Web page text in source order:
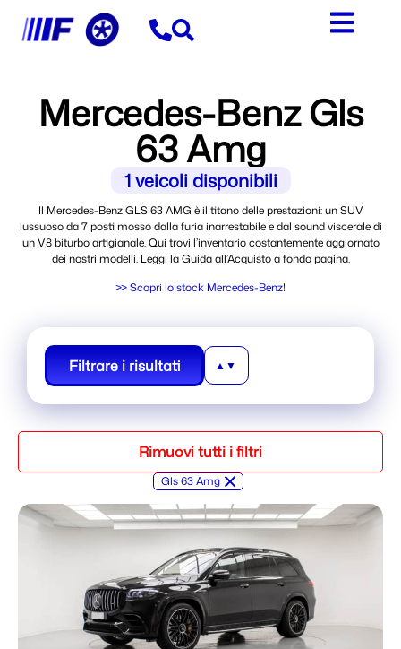
Mercedes-Benz Gls
63 Amg
1veicoli disponibili
Il Mercedes-Benz GLS 63 AMG è il titano delle prestazioni: un SUV
lussuoso da 7 posti mosso dalla furia inarrestabile e dal sound viscerale di
un V8 biturbo artigianale. Qui trovi l’inventario costantemente aggiornato
dei nostri modelli. Leggi la Guida all’Acquisto a fondo pagina.
>> Scopri lo stock Mercedes-Benz!
Filtrare i risultati
Rimuovi tutti i filtri
Gls 63 Amg×